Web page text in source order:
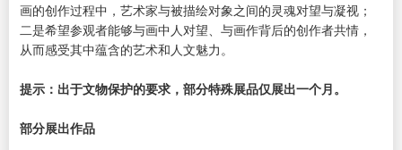
画的创作过程中，艺术家与被描绘对象之间的灵魂对望与凝视；
二是希望参观者能够与画中人对望、与画作背后的创作者共情，
从而感受其中蕴含的艺术和人文魅力。
提示：出于文物保护的要求，部分特殊展品仅展出一个月。
部分展出作品